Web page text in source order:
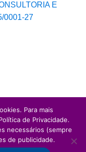
E
0001-27
Para mais
de Privacidade.
necessários (sempre
de publicidade.